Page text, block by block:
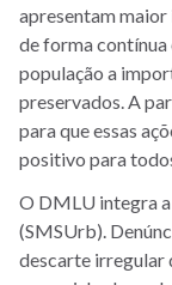
apresentam
de forma contínua
população a
preservados. A
para que essas
positivo para
O DMLU integra
(SMSUrb).
descarte irregular